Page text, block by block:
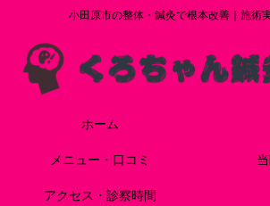
小田原市の整体・鍼灸で根本改善｜施術
ホーム
メニュー・口コミ
アクセス・診察時間